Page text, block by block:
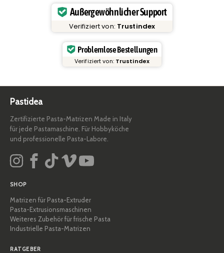
Außergewöhnlicher Support
Verifiziert von: Trustindex
Problemlose Bestellungen
Verifiziert von: Trustindex
Pastidea
Zertifizierte Pasta-Matrizen Made in Italy
für jede Pastamaschine. Für Hobbyköche
und professionelle Pasta-Labore.
SHOP
Matrizen für Pasta-Extruder
Pasta-Extrusionsmaschinen
Weiteres Zubehör für frische Pasta
Industrielle Pasta-Matrizen
RATGEBER